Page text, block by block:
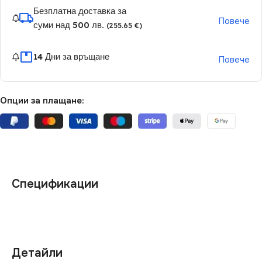
Безплатна доставка за
суми над 500 лв. (255.65 €) Повече
14 Дни за връщане Повече
Опции за плащане:
Детайли
Спецификации